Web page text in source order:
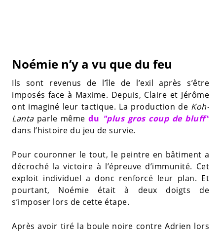
Noémie n’y a vu que du feu
Ils sont revenus de l’île de l’exil après s’être
imposés face à Maxime. Depuis, Claire et Jérôme
ont imaginé leur tactique. La production de Koh-
Lantaparle mêmedu "plus gros coup de bluff"
dans l’histoire du jeu de survie.
Pour couronner le tout, le peintre en bâtiment a
décroché la victoire à l’épreuve d’immunité. Cet
exploit individuel a donc renforcé leur plan. Et
pourtant, Noémie était à deux doigts de
s’imposer lors de cette étape.
Après avoir tiré la boule noire contre Adrien lors